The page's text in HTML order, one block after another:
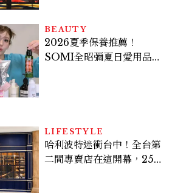
BEAUTY
2026夏季保養推薦！
SOMI全昭彌夏日愛用品公
LIFESTYLE
哈利波特迷衝台中！全台第
二間專賣店在這開幕，25週